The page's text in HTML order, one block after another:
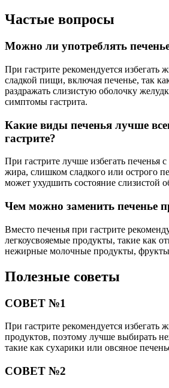
Частые вопросы
Можно ли употреблять
При гастрите рекомендуется избегать
сладкой пищи, включая печенье, так
раздражать слизистую оболочку
симптомы гастрита.
Какие виды печенья лучше
гастрите?
При гастрите лучше избегать печенья
жира, слишком сладкого или острого
может ухудшить состояние слизистой
Чем можно заменить печенье
Вместо печенья при гастрите
легкоусвояемые продукты, такие как
нежирные молочные продукты, фрукты
Полезные советы
СОВЕТ №1
При гастрите рекомендуется избегать
продуктов, поэтому лучше выбирать
такие как сухарики или овсяное
СОВЕТ №2